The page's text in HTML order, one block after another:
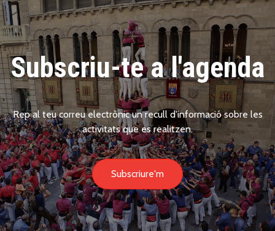
Subscriu-te a l'agenda
Rep al teu correu electrònic un recull d'informació sobre les
activitats que es realitzen.
Subscriure'm